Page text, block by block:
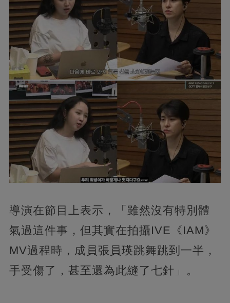
導演在節目上表示，「雖然沒有特別體
氣過這件事，但其實在拍攝IVE《IAM》
MV過程時，成員張員瑛跳舞跳到一半，
手受傷了，甚至還為此縫了七針」。